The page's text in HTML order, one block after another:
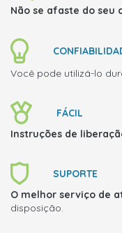
Não se afaste do seu
Você pode utilizá-lo
FÁCIL
Instruções de
SUPORTE
O melhor serviço de
disposição.